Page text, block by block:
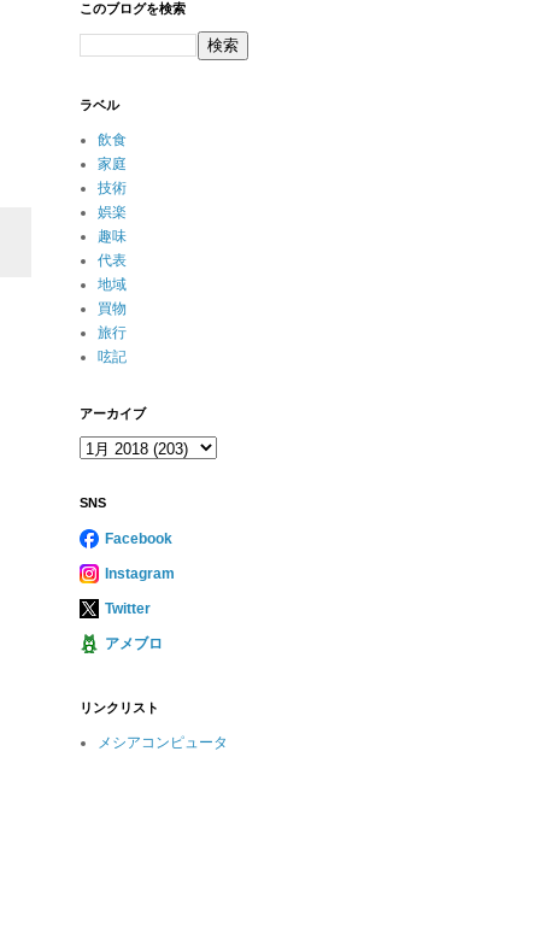
このブログを検索
ラベル
飲食
家庭
技術
娯楽
趣味
代表
地域
買物
旅行
呟記
アーカイブ
SNS
Facebook
Instagram
Twitter
アメブロ
リンクリスト
メシアコンピュータ